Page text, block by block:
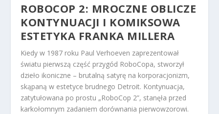
ROBOCOP 2: MROCZNE OBLICZE
KONTYNUACJI I KOMIKSOWA
ESTETYKA FRANKA MILLERA
Kiedy w 1987 roku Paul Verhoeven zaprezentował
światu pierwszą część przygód RoboCopa, stworzył
dzieło ikoniczne – brutalną satyrę na korporacjonizm,
skąpaną w estetyce brudnego Detroit. Kontynuacja,
zatytułowana po prostu „RoboCop 2”, stanęła przed
karkołomnym zadaniem dorównania pierwowzorowi.